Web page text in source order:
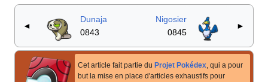
◄
Dunaja
0843
Nigosier
0845
►
Cet article fait partie du Projet Pokédex, qui a pour
but la mise en place d'articles exhaustifs pour